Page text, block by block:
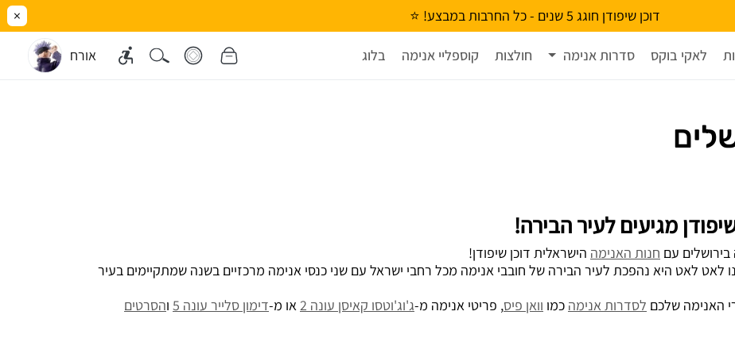
דוכן שיפודן חוגג 5 שנים - כל החרבות במבצע! ⭐ ×
לאקי בוקס סדרות אנימה חולצות קוספליי אנימה בלוג אורח
מגיעים לעיר הבירה!
עם חנות האנימה הישראלית דוכן שיפודן!
לאט לאט היא נהפכת לעיר הבירה של חובבי אנימה מכל רחבי ישראל עם שני כנסי אנימה מרכזיים בשנה שמתקיימים בעיר
האנימה שלכם לסדרות אנימה כמו וואן פיס, פריטי אנימה מ-ג'וג'וטסו קאיסן עונה 2 או מ-דימון סלייר עונה 5 והסרטים